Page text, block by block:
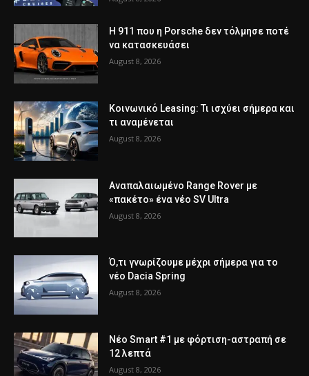
Η 911 που η Porsche δεν τόλμησε ποτέ
να κατασκευάσει
August 8, 2026
Κοινωνικό Leasing: Τι ισχύει σήμερα και
τι αναμένεται
August 8, 2026
Αναπαλαιωμένο Range Rover με
«πακέτο» ένα νέο SV Ultra
August 8, 2026
Ό,τι γνωρίζουμε μέχρι σήμερα για το
νέο Dacia Spring
August 8, 2026
Νέο Smart #1 με φόρτιση-αστραπή σε
12 λεπτά
August 8, 2026